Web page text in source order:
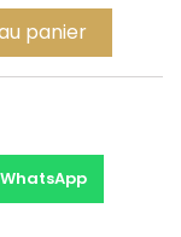
panier